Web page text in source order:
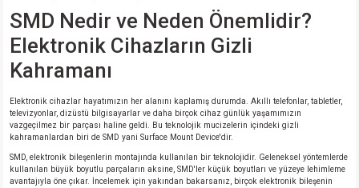
SMD Nedir ve Neden Önemlidir?
Elektronik Cihazların Gizli
Kahramanı
Elektronik cihazlar hayatımızın her alanını kaplamış durumda. Akıllı telefonlar, tabletler,
televizyonlar, dizüstü bilgisayarlar ve daha birçok cihaz günlük yaşamımızın
vazgeçilmez bir parçası haline geldi. Bu teknolojik mucizelerin içindeki gizli
kahramanlardan biri de SMD yani Surface Mount Device'dir.
SMD, elektronik bileşenlerin montajında kullanılan bir teknolojidir. Geleneksel yöntemlerde
kullanılan büyük boyutlu parçaların aksine, SMD'ler küçük boyutları ve yüzeye lehimleme
avantajıyla öne çıkar. İncelemek için yakından bakarsanız, birçok elektronik bileşenin